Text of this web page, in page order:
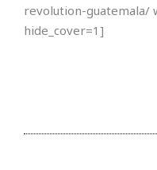
revolution-guatemala/
hide_cover=1]